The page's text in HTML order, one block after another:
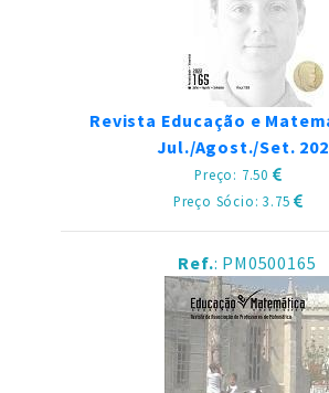
Revista Educação e
Jul./Agost./Set.
Preço: 7.50
Preço Sócio: 3.75
Ref.: PM0500165